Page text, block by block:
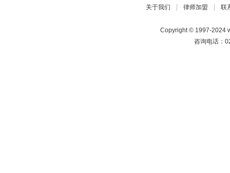
关于我们 | 律师加盟 | 联
Copyright © 1997-2024
咨询电话：